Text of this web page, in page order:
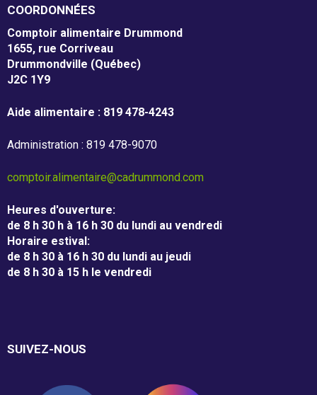
Dépannage alimentaire
Nos partenaires
Résultats annuels
Activités de financement -
campagne annuelle
COORDONNÉES
Comptoir alimentaire Drummond
1655, rue Corriveau
Drummondville (Québec)
J2C 1Y9
Aide alimentaire : 819 478-4243
Administration : 819 478-9070
comptoir.alimentaire@cadrummond.com
Heures d'ouverture:
de 8 h 30 h à 16 h 30 du lundi au vendredi
Horaire estival:
de 8 h 30 à 16 h 30 du lundi au jeudi
de 8 h 30 à 15 h le vendredi
SUIVEZ-NOUS